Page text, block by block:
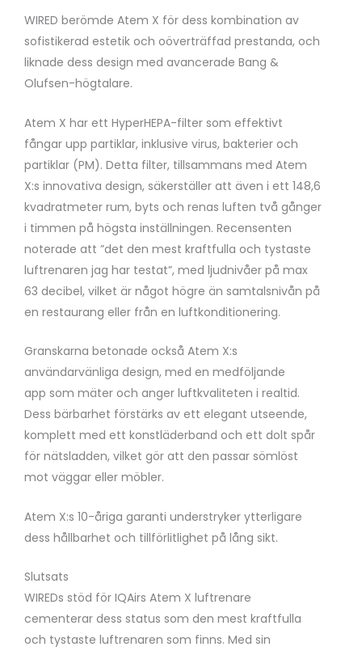
WIRED berömde Atem X för dess kombination av
sofistikerad estetik och oöverträffad prestanda, och
liknade dess design med avancerade Bang &
Olufsen-högtalare.
Atem X har ett HyperHEPA-filter som effektivt
fångar upp partiklar, inklusive virus, bakterier och
partiklar (PM). Detta filter, tillsammans med Atem
X:s innovativa design, säkerställer att även i ett 148,6
kvadratmeter rum, byts och renas luften två gånger
i timmen på högsta inställningen. Recensenten
noterade att ”det den mest kraftfulla och tystaste
luftrenaren jag har testat”, med ljudnivåer på max
63 decibel, vilket är något högre än samtalsnivån på
en restaurang eller från en luftkonditionering.
Granskarna betonade också Atem X:s
användarvänliga design, med en medföljande
app som mäter och anger luftkvaliteten i realtid.
Dess bärbarhet förstärks av ett elegant utseende,
komplett med ett konstläderband och ett dolt spår
för nätsladden, vilket gör att den passar sömlöst
mot väggar eller möbler.
Atem X:s 10-åriga garanti understryker ytterligare
dess hållbarhet och tillförlitlighet på lång sikt.
Slutsats
WIREDs stöd för IQAirs Atem X luftrenare
cementerar dess status som den mest kraftfulla
och tystaste luftrenaren som finns. Med sin